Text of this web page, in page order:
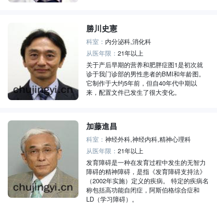
勝川史憲
科室： 内分泌科,消化科
从医年限：21年以上
关于产后早期的营养和肥胖症图1是初次就
诊于我门诊部的男性患者的BMI和年龄图。
它制作于大约5年前，但自40年代中期以
来，配置文件已发生了很大变化。
加藤進昌
科室：神经外科,神经内科,精神心理科
从医年限：21年以上
发育障碍是一种在发育过程中发生的无智力
障碍的精神障碍，是指《发育障碍支持法》
（2002年实施）定义的疾病。 特定的疾病名
称包括高功能自闭症，阿斯伯格综合症和
LD（学习障碍）。